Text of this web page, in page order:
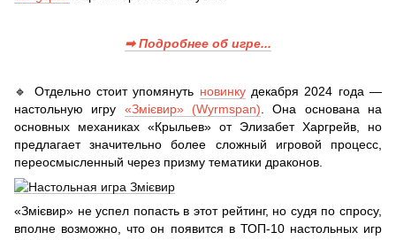
➡ Подробнее об игре...
🔹 Отдельно стоит упомянуть новинкудекабря 2024 года —
настольную игру «Змієвир» (Wyrmspan) . Она основана на
основных механиках «Крыльев» от Элизабет Харгрейв, но
предлагает значительно более сложный игровой процесс,
переосмысленный через призму тематики драконов.
«Змієвир» не успел попасть в этот рейтинг, но судя по спросу,
вполне возможно, что он появится в ТОП-10 настольных игр